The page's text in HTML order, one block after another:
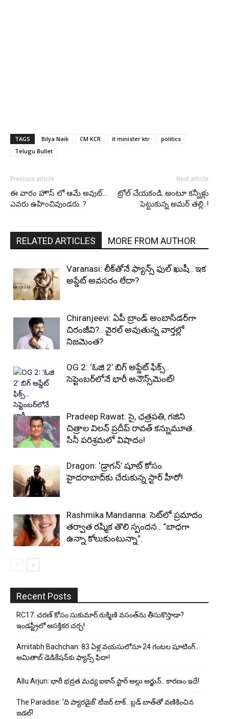
TAGS Bilya Naik CM KCR it minister ktr
politics
Telugu Bullet
Previous article
ఈ వారం హౌస్ లో ఆమే అవుట్…
ఎవరు ఉహించివుండరు..?
Next article
ట్రోల్ చేయకండి..అంటూ కన్నీళ్లు
పెట్టుకున్న అమర్ తల్లి..!
RELATED ARTICLES MORE FROM AUTHOR
Varanasi: లీక్‌తోనే ఫ్యాన్స్ ఫుల్ ఖుషీ.. ఇక
అప్డేట్ అవసరం లేదా?
Chiranjeevi: ఏపీ బ్రాండ్ అంబాసిడర్‌గా
చిరంజీవి?.. వైరల్ అవుతున్న వార్తల్లో
నిజమెంత?
OG 2: ‘ఓజి 2’ బిగ్ అప్డేట్ ఫిక్స్..
సెప్టెంబర్‌లోనే భారీ అనౌన్స్‌మెంట్!
Pradeep Rawat: సై, ఛత్రపతి, గజిని
చిత్రాల విలన్ ప్రదీప్ రావత్ కన్నుమూత..
సినీ పరిశ్రమలో విషాదం!
Dragon: ‘డ్రాగన్’ షూట్ కోసం
హైదరాబాద్‌కు చేరుకున్న స్టార్ హీరో!
Rashmika Mandanna: సెట్‌లో ప్రమాదం
తర్వాత రష్మిక తొలి స్పందన.. “బాధగా
ఉన్నా కోలుకుంటున్నా”.
Recent Posts
RC17: చరణ్ కోసం సుకుమార్ రుక్మిణి వసంత్‌ను తీసుకొస్తాడా?
ఇండస్ట్రీలో ఆసక్తికర చర్చ!
Amitabh Bachchan: 83 ఏళ్ల వయసులోనూ 24 గంటల షూటింగ్..
అమితాబ్ డెడికేషన్‌కు ఫ్యాన్స్ ఫిదా!
Allu Arjun: భారీ భద్రత మధ్య ఐకాన్ స్టార్ అల్లు అర్జున్.. కారణం ఇదే!
The Paradise: ‘ది ప్యారడైజ్’ టీజర్ టాక్.. బ్లడ్ బాత్‌తో వణికించిన
జడల్!